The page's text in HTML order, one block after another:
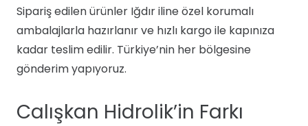
Sipariş edilen ürünler Iğdır iline özel korumalı
ambalajlarla hazırlanır ve hızlı kargo ile kapınıza
kadar teslim edilir. Türkiye’nin her bölgesine
gönderim yapıyoruz.
Calışkan Hidrolik’in Farkı